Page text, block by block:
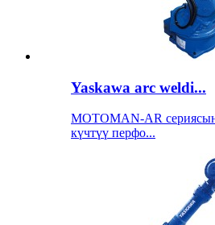
Yaskawa arc weldi...
MOTOMAN-AR
күчтүү перфо...